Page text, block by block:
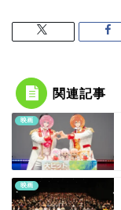
関連記事
映画
映画